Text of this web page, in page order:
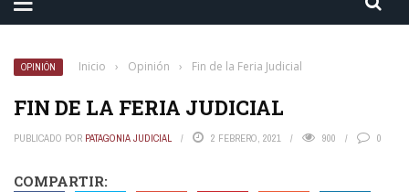
OPINIÓN Inicio › Opinión › Fin de la Feria Judicial
FIN DE LA FERIA JUDICIAL
PUBLICADO POR PATAGONIA JUDICIAL 2 FEBRERO, 2021 900 0
COMPARTIR: